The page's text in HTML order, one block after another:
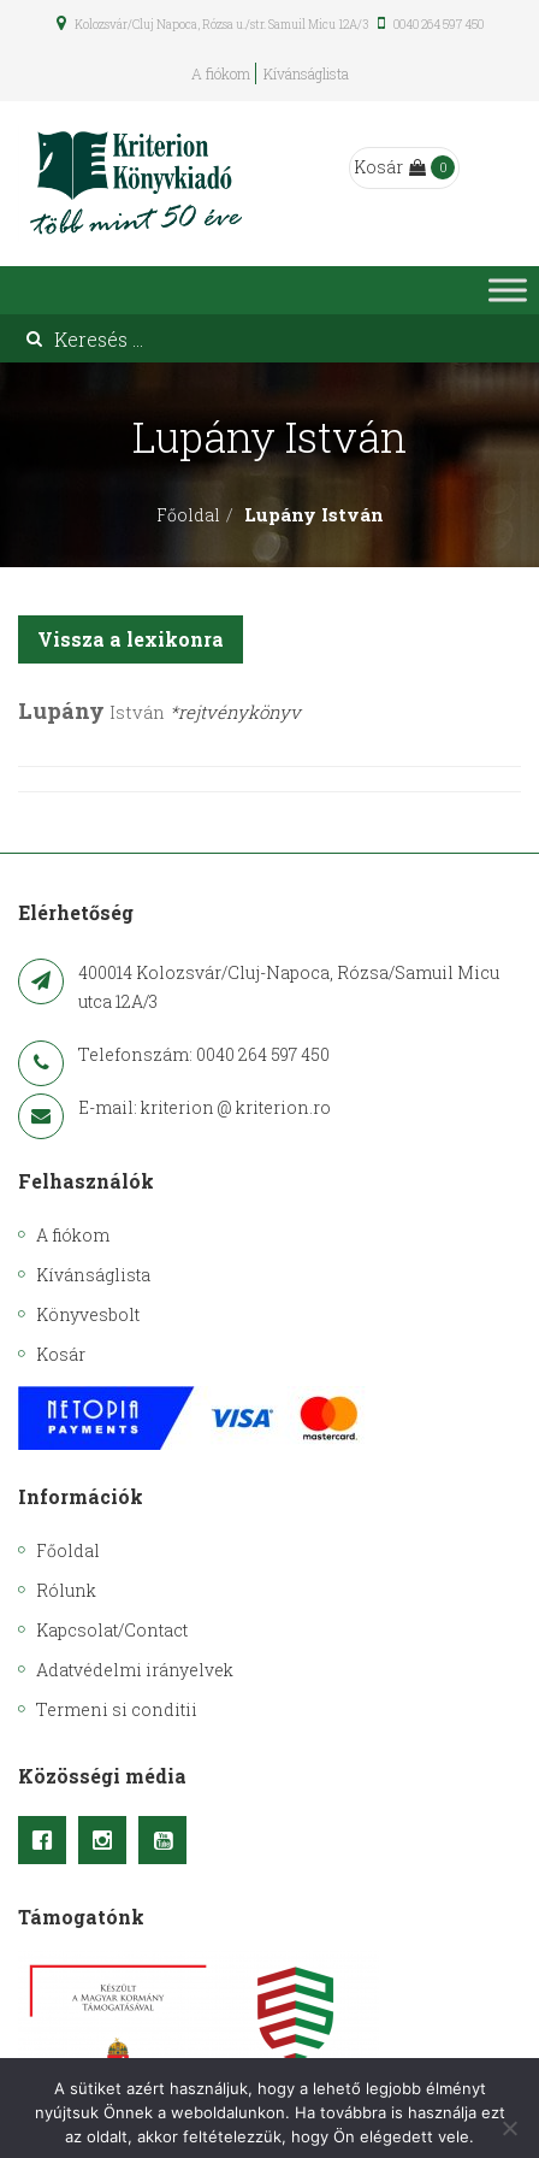
Kolozsvár/Cluj Napoca, Rózsa u./str. Samuil Micu 12A/3 0040 264 597 450
A fiókom Kívánságlista
Kosár 0
Lupány István
Főoldal Lupány István
Vissza a lexikonra
Lupány István *rejtvénykönyv
Elérhetőség
400014 Kolozsvár/Cluj-Napoca, Rózsa/Samuil Micu
utca 12A/3
Telefonszám: 0040 264 597 450
E-mail: kriterion @ kriterion.ro
Felhasználók
A fiókom
Kívánságlista
Könyvesbolt
Kosár
Információk
Főoldal
Rólunk
Kapcsolat/Contact
Adatvédelmi irányelvek
Termeni si conditii
Közösségi média
Támogatónk
A sütiket azért használjuk, hogy a lehető legjobb élményt
nyújtsuk Önnek a weboldalunkon. Ha továbbra is használja ezt
az oldalt, akkor feltételezzük, hogy Ön elégedett vele.